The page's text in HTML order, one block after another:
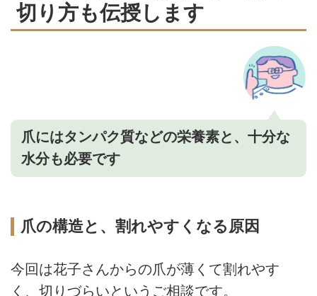
切り方も伝授します
爪にはタンパク質などの栄養素と、十分な
水分も必要です
爪の構造と、割れやすくなる原因
今回は花子さんからの爪が薄くて割れやす
く、切りづらいというご相談です。